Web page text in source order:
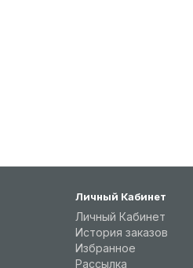
Личный Кабинет
Личный Кабинет
История заказов
Избранное
Рассылка